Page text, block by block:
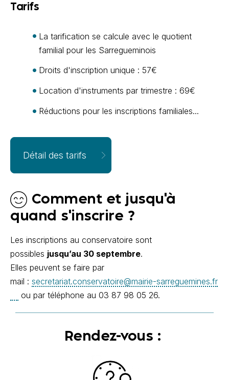
Tarifs
La tarification se calcule avec le quotient
familial pour les Sarregueminois
Droits d'inscription unique : 57€
Location d'instruments par trimestre : 69€
Réductions pour les inscriptions familiales...
Détail des tarifs
Comment et jusqu'à
quand s'inscrire ?
Les inscriptions au conservatoire sont
possibles jusqu’au 30 septembre.
Elles peuvent se faire par
mail : secretariat.conservatoire@mairie-sarreguemines.fr
ou par téléphone au 03 87 98 05 26.
Rendez-vous :